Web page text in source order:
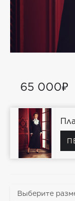
65 000₽